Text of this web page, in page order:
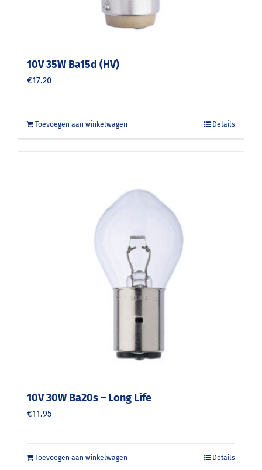
10V 35W Ba15d (HV)
€17.20
Toevoegen aan winkelwagen Details
10V 30W Ba20s – Long Life
€11.95
Toevoegen aan winkelwagen Details